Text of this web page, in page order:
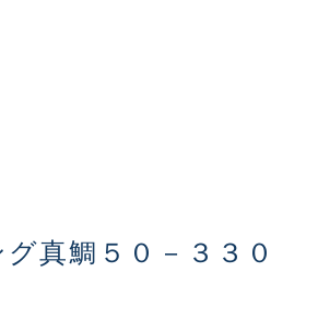
真鯛５０－３３０